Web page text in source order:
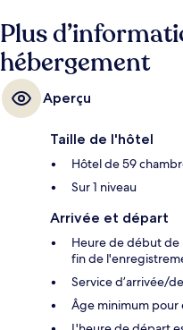
Plus
hébergement
Aperçu
Taille de l'hôtel
Hôtel de 59
Sur 1 niveau
Arrivée et départ
Heure de début de
fin de
Service d’arrivée/
Âge minimum pour